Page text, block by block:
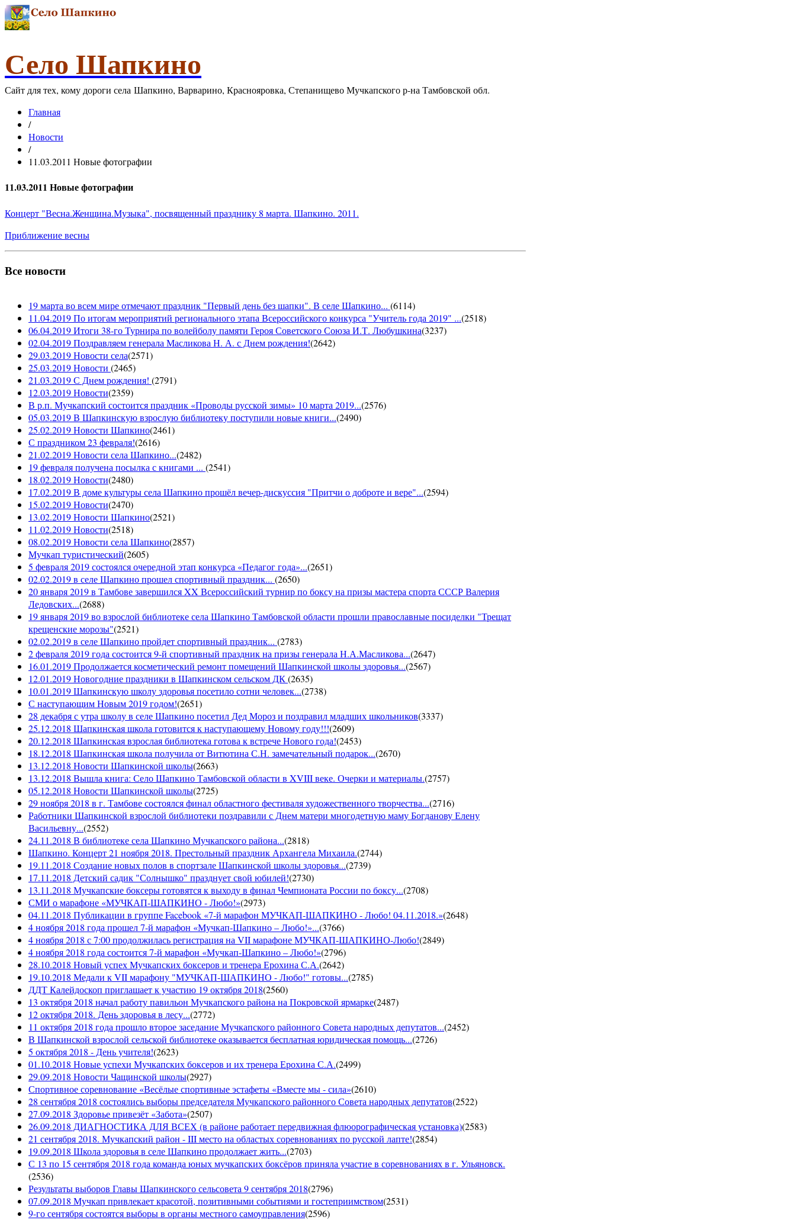
Село Шапкино
Сайт для тех, кому дороги села Шапкино, Варварино, Краснояровка, Степанищево Мучкапского р-на Тамбовской обл.
Главная
/
Новости
/
11.03.2011 Новые фотографии
11.03.2011 Новые фотографии
Концерт "Весна.Женщина.Музыка", посвященный празднику 8 марта. Шапкино. 2011.
Приближение весны
Все новости
19 марта во всем мире отмечают праздник "Первый день без шапки". В селе Шапкино... (6114)
11.04.2019 По итогам мероприятий регионального этапа Всероссийского конкурса "Учитель года 2019" ...(2518)
06.04.2019 Итоги 38-го Турнира по волейболу памяти Героя Советского Союза И.Т. Любушкина(3237)
02.04.2019 Поздравляем генерала Масликова Н. А. с Днем рождения!(2642)
29.03.2019 Новости села(2571)
25.03.2019 Новости (2465)
21.03.2019 С Днем рождения! (2791)
12.03.2019 Новости(2359)
В р.п. Мучкапский состоится праздник «Проводы русской зимы» 10 марта 2019...(2576)
05.03.2019 В Шапкинскую взрослую библиотеку поступили новые книги...(2490)
25.02.2019 Новости Шапкино(2461)
С праздником 23 февраля!(2616)
21.02.2019 Новости села Шапкино...(2482)
19 февраля получена посылка с книгами ... (2541)
18.02.2019 Новости(2480)
17.02.2019 В доме культуры села Шапкино прошёл вечер-дискуссия "Притчи о доброте и вере"...(2594)
15.02.2019 Новости(2470)
13.02.2019 Новости Шапкино(2521)
11.02.2019 Новости(2518)
08.02.2019 Новости села Шапкино(2857)
Мучкап туристический(2605)
5 февраля 2019 состоялся очередной этап конкурса «Педагог года»...(2651)
02.02.2019 в селе Шапкино прошел спортивный праздник... (2650)
20 января 2019 в Тамбове завершился XX Всероссийский турнир по боксу на призы мастера спорта СССР Валерия
Ледовских...(2688)
19 января 2019 во взрослой библиотеке села Шапкино Тамбовской области прошли православные посиделки "Трещат
крещенские морозы"(2521)
02.02.2019 в селе Шапкино пройдет спортивный праздник... (2783)
2 февраля 2019 года состоится 9-й спортивный праздник на призы генерала Н.А.Масликова...(2647)
16.01.2019 Продолжается косметический ремонт помещений Шапкинской школы здоровья...(2567)
12.01.2019 Новогодние праздники в Шапкинском сельском ДК(2635)
10.01.2019 Шапкинскую школу здоровья посетило сотни человек...(2738)
С наступающим Новым 2019 годом!(2651)
28 декабря с утра школу в селе Шапкино посетил Дед Мороз и поздравил младших школьников(3337)
25.12.2018 Шапкинская школа готовится к наступающему Новому году!!!(2609)
20.12.2018 Шапкинская взрослая библиотека готова к встрече Нового года!(2453)
18.12.2018 Шапкинская школа получила от Витютина С.Н. замечательный подарок...(2670)
13.12.2018 Новости Шапкинской школы(2663)
13.12.2018 Вышла книга: Село Шапкино Тамбовской области в XVIII веке. Очерки и материалы.(2757)
05.12.2018 Новости Шапкинской школы(2725)
29 ноября 2018 в г. Тамбове состоялся финал областного фестиваля художественного творчества...(2716)
Работники Шапкинской взрослой библиотеки поздравили с Днем матери многодетную маму Богданову Елену
Васильевну...(2552)
24.11.2018 В библиотеке села Шапкино Мучкапского района...(2818)
Шапкино. Концерт 21 ноября 2018. Престольный праздник Архангела Михаила.(2744)
19.11.2018 Создание новых полов в спортзале Шапкинской школы здоровья...(2739)
17.11.2018 Детский садик "Солнышко" празднует свой юбилей!(2730)
13.11.2018 Мучкапские боксеры готовятся к выходу в финал Чемпионата России по боксу...(2708)
СМИ о марафоне «МУЧКАП-ШАПКИНО - Любо!»(2973)
04.11.2018 Публикации в группе Facebook «7-й марафон МУЧКАП-ШАПКИНО - Любо! 04.11.2018.»(2648)
4 ноября 2018 года прошел 7-й марафон «Мучкап-Шапкино – Любо!»...(3766)
4 ноября 2018 с 7:00 продолжилась регистрация на VII марафоне МУЧКАП-ШАПКИНО-Любо!(2849)
4 ноября 2018 года состоится 7-й марафон «Мучкап-Шапкино – Любо!»(2796)
28.10.2018 Новый успех Мучкапских боксеров и тренера Ерохина С.А.(2642)
19.10.2018 Медали к VII марафону "МУЧКАП-ШАПКИНО - Любо!" готовы...(2785)
ДДТ Калейдоскоп приглашает к участию 19 октября 2018(2560)
13 октября 2018 начал работу павильон Мучкапского района на Покровской ярмарке(2487)
12 октября 2018. День здоровья в лесу...(2772)
11 октября 2018 года прошло второе заседание Мучкапского районного Совета народных депутатов...(2452)
В Шапкинской взрослой сельской библиотеке оказывается бесплатная юридическая помощь...(2726)
5 октября 2018 - День учителя!(2623)
01.10.2018 Новые успехи Мучкапских боксеров и их тренера Ерохина С.А.(2499)
29.09.2018 Новости Чащинской школы(2927)
Спортивное соревнование «Весёлые спортивные эстафеты «Вместе мы - сила»(2610)
28 сентября 2018 состоялись выборы председателя Мучкапского районного Совета народных депутатов(2522)
27.09.2018 Здоровье привезёт «Забота»(2507)
26.09.2018 ДИАГНОСТИКА ДЛЯ ВСЕХ (в районе работает передвижная флюорографическая установка)(2583)
21 сентября 2018. Мучкапский район - III место на областых соревнованиях по русской лапте!(2854)
19.09.2018 Школа здоровья в селе Шапкино продолжает жить...(2703)
С 13 по 15 сентября 2018 года команда юных мучкапских боксёров приняла участие в соревнованиях в г. Ульяновск.
(2536)
Результаты выборов Главы Шапкинского сельсовета 9 сентября 2018(2796)
07.09.2018 Мучкап привлекает красотой, позитивными событиями и гостеприимством(2531)
9-го сентября состоятся выборы в органы местного самоуправления(2596)